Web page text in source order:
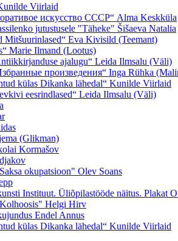
Viirlaid
искусство СССР“ Alma Keskküla
jutustusele "Täheke" Šišaeva Natalia
Mitšuurinlased“ Eva Kivisild (Teemant)
Marie Ilmand (Lootus)
ajalugu“ Leida Ilmsalu (Väli)
произведения“ Inga Rühka
külas Dikanka lähedal“ Kunilde Viirlaid
eesrindlased“ Leida Ilmsalu (Väli)
(Glikman)
Kormašov
okupatsioon" Olev Soans
Instituut. Üliõpilastööde näitus. Plakat
Helgi Hirv
Endel Annus
külas Dikanka lähedal“ Kunilde Viirlaid